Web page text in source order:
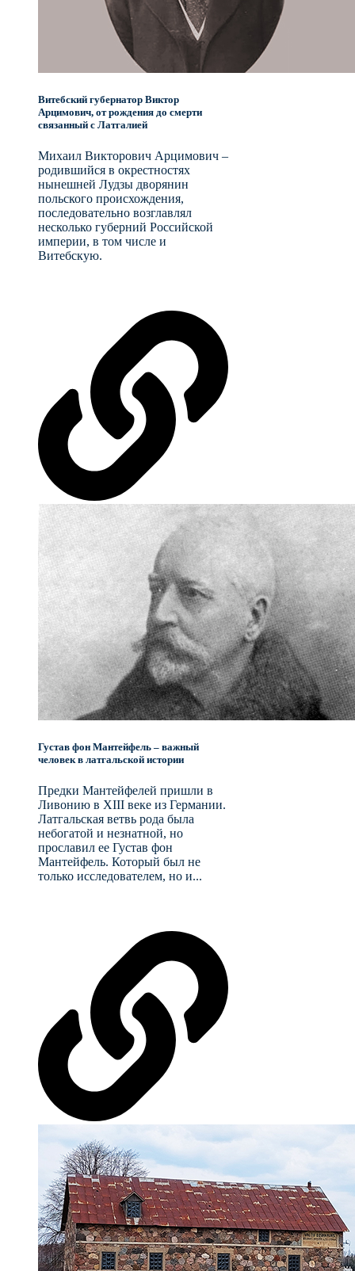
Витебский губернатор Виктор
Арцимович, от рождения до смерти
связанный с Латгалией
Михаил Викторович Арцимович –
родившийся в окрестностях
нынешней Лудзы дворянин
польского происхождения,
последовательно возглавлял
несколько губерний Российской
империи, в том числе и
Витебскую.
Густав фон Мантейфель – важный
человек в латгальской истории
Предки Мантейфелей пришли в
Ливонию в XIII веке из Германии.
Латгальская ветвь рода была
небогатой и незнатной, но
прославил ее Густав фон
Мантейфель. Который был не
только исследователем, но и...